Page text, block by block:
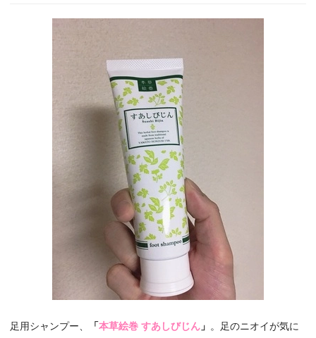
足用シャンプー、 「 本草絵巻 すあしびじん 」 。足のニオイが気に